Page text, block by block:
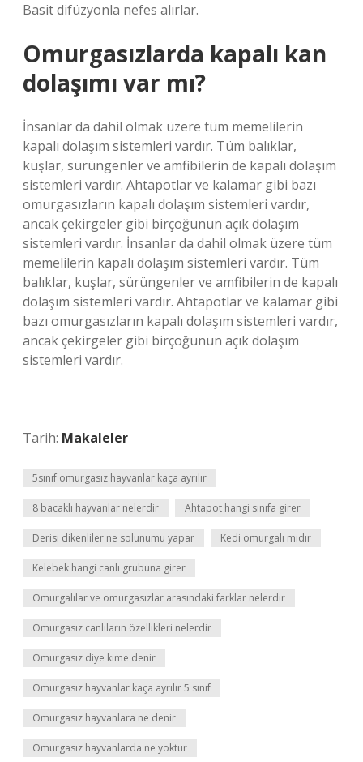
Basit difüzyonla nefes alırlar.
Omurgasızlarda kapalı kan
dolaşımı var mı?
İnsanlar da dahil olmak üzere tüm memelilerin
kapalı dolaşım sistemleri vardır. Tüm balıklar,
kuşlar, sürüngenler ve amfibilerin de kapalı dolaşım
sistemleri vardır. Ahtapotlar ve kalamar gibi bazı
omurgasızların kapalı dolaşım sistemleri vardır,
ancak çekirgeler gibi birçoğunun açık dolaşım
sistemleri vardır. İnsanlar da dahil olmak üzere tüm
memelilerin kapalı dolaşım sistemleri vardır. Tüm
balıklar, kuşlar, sürüngenler ve amfibilerin de kapalı
dolaşım sistemleri vardır. Ahtapotlar ve kalamar gibi
bazı omurgasızların kapalı dolaşım sistemleri vardır,
ancak çekirgeler gibi birçoğunun açık dolaşım
sistemleri vardır.
Tarih: Makaleler
5sınıf omurgasız hayvanlar kaça ayrılır
8 bacaklı hayvanlar nelerdir Ahtapot hangi sınıfa girer
Derisi dikenliler ne solunumu yapar Kedi omurgalı mıdır
Kelebek hangi canlı grubuna girer
Omurgalılar ve omurgasızlar arasındaki farklar nelerdir
Omurgasız canlıların özellikleri nelerdir
Omurgasız diye kime denir
Omurgasız hayvanlar kaça ayrılır 5 sınıf
Omurgasız hayvanlara ne denir
Omurgasız hayvanlarda ne yoktur